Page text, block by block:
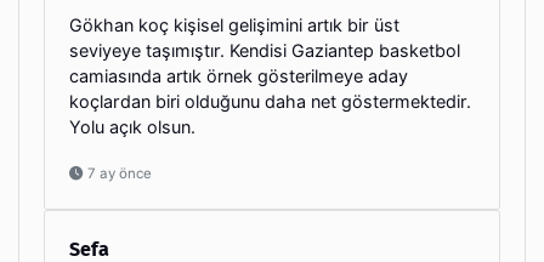
Gökhan koç kişisel gelişimini artık bir üst
seviyeye taşımıştır. Kendisi Gaziantep basketbol
camiasında artık örnek gösterilmeye aday
koçlardan biri olduğunu daha net göstermektedir.
Yolu açık olsun.
7 ay önce
Sefa